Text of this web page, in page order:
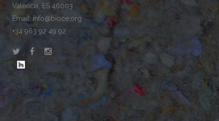
València, ES 46003
Email: info@bioce.org
+34 963 92 49 92